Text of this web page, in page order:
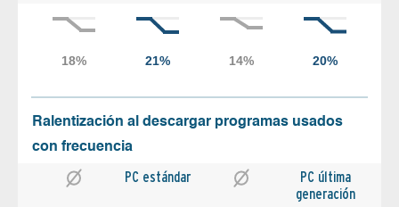
Ralentización al descargar programas usados
con frecuencia
PC estándar
PC última
generación